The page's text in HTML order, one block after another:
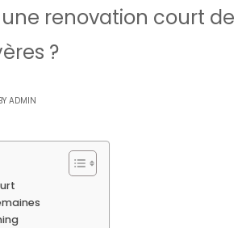
renovation court de
?
ADMIN